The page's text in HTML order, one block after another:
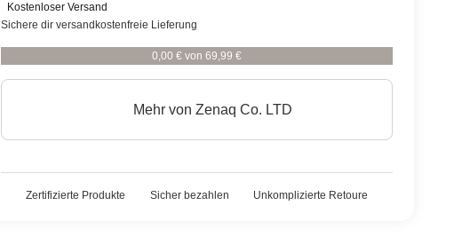
Kostenloser Versand
Sichere dir versandkostenfreie Lieferung
0,00 € von 69,99 €
Mehr von Zenaq Co. LTD
Zertifizierte Produkte Sicher bezahlen Unkomplizierte Retoure